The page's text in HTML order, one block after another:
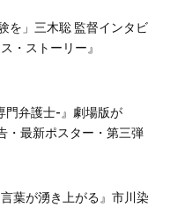
を」三木聡 監督インタビ
・ストーリー』
門弁護士-』劇場版が
・最新ポスター・第三弾
葉が湧き上がる』市川染